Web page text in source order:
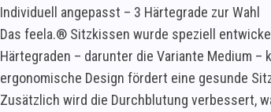
Individuell angepasst – 3 Härtegrade zur Wahl
Das feela.® Sitzkissen wurde speziell
Härtegraden – darunter die Variante Medium
ergonomische Design fördert eine gesunde
Zusätzlich wird die Durchblutung verbessert,